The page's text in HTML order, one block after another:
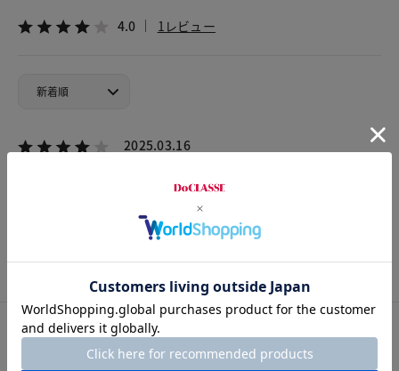
4.0 1レビュー
2025.03.16
サイズ：F
ゴルフコンペで使用ちょうど良いサイズ